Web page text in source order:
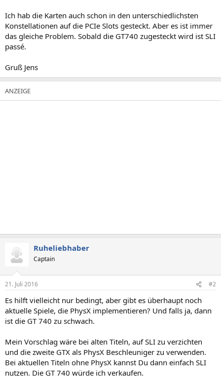
Ich hab die Karten auch schon in den unterschiedlichsten
Konstellationen auf die PCIe Slots gesteckt. Aber es ist immer
das gleiche Problem. Sobald die GT740 zugesteckt wird ist SLI
passé.
Gruß Jens
Ruheliebhaber
Captain
21. Juli 2016 #2
Es hilft vielleicht nur bedingt, aber gibt es überhaupt noch
aktuelle Spiele, die PhysX implementieren? Und falls ja, dann
ist die GT 740 zu schwach.
Mein Vorschlag wäre bei alten Titeln, auf SLI zu verzichten
und die zweite GTX als PhysX Beschleuniger zu verwenden.
Bei aktuellen Titeln ohne PhysX kannst Du dann einfach SLI
nutzen. Die GT 740 würde ich verkaufen.